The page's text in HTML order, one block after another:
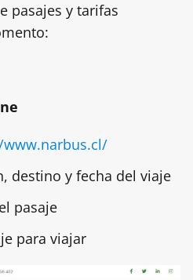
pasajes y tarifas
destino y fecha del viaje
pasaje
para viajar